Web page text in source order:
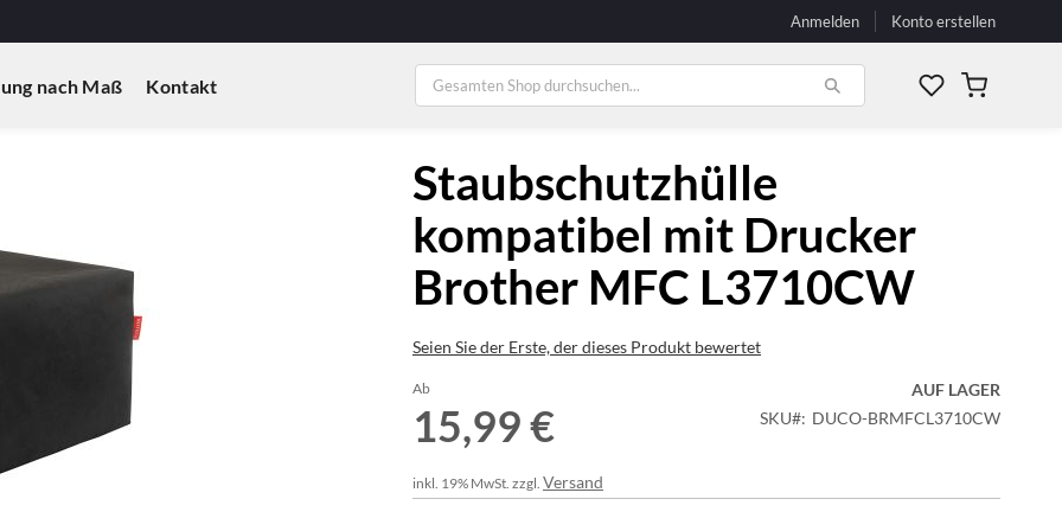
Anmelden Konto erstellen
nach Maß Kontakt Mein
Staubschutzhülle
kompatibel mit Drucker
Brother MFC L3710CW
Seien Sie der Erste, der dieses Produkt bewertet
Ab
15,99 €
AUF LAGER
SKU
DUCO-BRMFCL3710CW
inkl. 19% MwSt. zzgl. Versand